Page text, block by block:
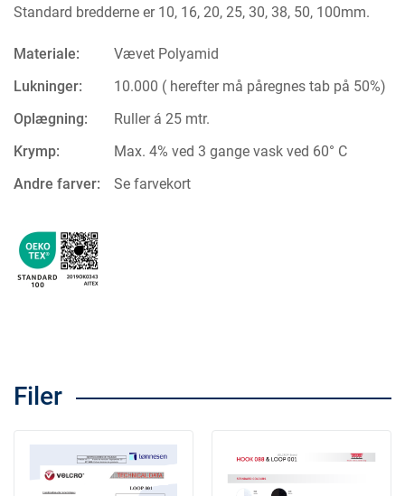
Standard bredderne er 10, 16, 20, 25, 30, 38, 50, 100mm.
Materiale:
Vævet Polyamid
Lukninger:
10.000 ( herefter må påregnes tab på 50%)
Oplægning:
Ruller á 25 mtr.
Krymp:
Max. 4% ved 3 gange vask ved 60° C
Andre farver:
Se farvekort
Filer